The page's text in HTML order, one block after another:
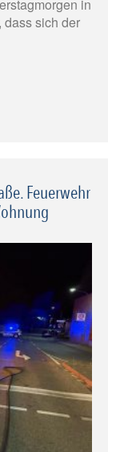
in
dass sich der
Feuerwehr